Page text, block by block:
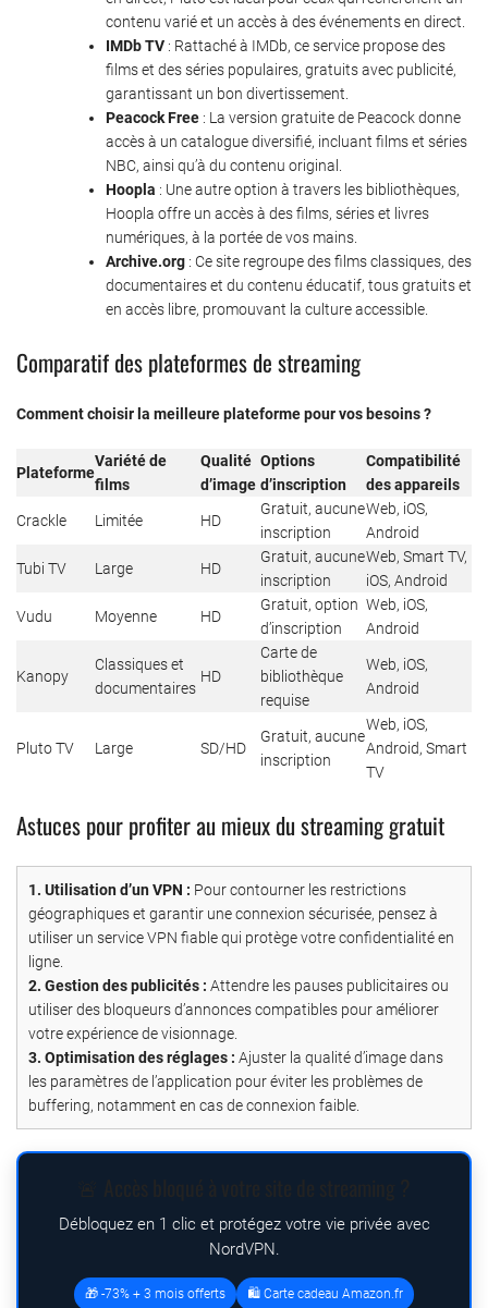
contenu varié et un accès à des événements en direct.
IMDb TV : Rattaché à IMDb, ce service propose des
films et des séries populaires, gratuits avec publicité,
garantissant un bon divertissement.
Peacock Free : La version gratuite de Peacock donne
accès à un catalogue diversifié, incluant films et séries
NBC, ainsi qu’à du contenu original.
Hoopla : Une autre option à travers les bibliothèques,
Hoopla offre un accès à des films, séries et livres
numériques, à la portée de vos mains.
Archive.org : Ce site regroupe des films classiques, des
documentaires et du contenu éducatif, tous gratuits et
en accès libre, promouvant la culture accessible.
Comparatif des plateformes de streaming
Comment choisir la meilleure plateforme pour vos besoins ?
Plateforme
Variété de
films
Qualité
d’image
Options
d’inscription
Compatibilité
des appareils
Crackle Limitée HD
Gratuit, aucune
inscription
Web, iOS,
Android
Tubi TV Large HD
Gratuit, aucune
inscription
Web, Smart TV,
iOS, Android
Vudu Moyenne HD
Gratuit, option
d’inscription
Web, iOS,
Android
Kanopy
Classiques et
documentaires
HD
Carte de
bibliothèque
requise
Web, iOS,
Android
Pluto TV Large SD/HD
Gratuit, aucune
inscription
Web, iOS,
Android, Smart
TV
Astuces pour profiter au mieux du streaming gratuit
1. Utilisation d’un VPN : Pour contourner les restrictions
géographiques et garantir une connexion sécurisée, pensez à
utiliser un service VPN fiable qui protège votre confidentialité en
ligne.
2. Gestion des publicités : Attendre les pauses publicitaires ou
utiliser des bloqueurs d’annonces compatibles pour améliorer
votre expérience de visionnage.
3. Optimisation des réglages : Ajuster la qualité d’image dans
les paramètres de l’application pour éviter les problèmes de
buffering, notamment en cas de connexion faible.
Débloquez en 1 clic et protégez votre vie privée avec
NordVPN.
🎁 -73% + 3 mois offerts 🛍️ Carte cadeau Amazon.fr